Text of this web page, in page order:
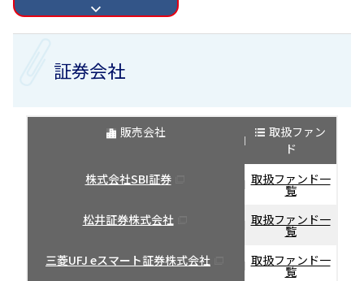
証券会社
販売会社
取扱ファン
ド
株式会社SBI証券
取扱ファンド一
覧
松井証券株式会社
取扱ファンド一
覧
三菱UFJ eスマート証券株式会社
取扱ファンド一
覧